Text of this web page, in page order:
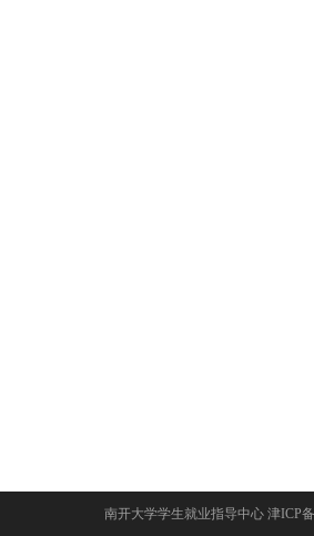
南开大学学生就业指导中心 津ICP备